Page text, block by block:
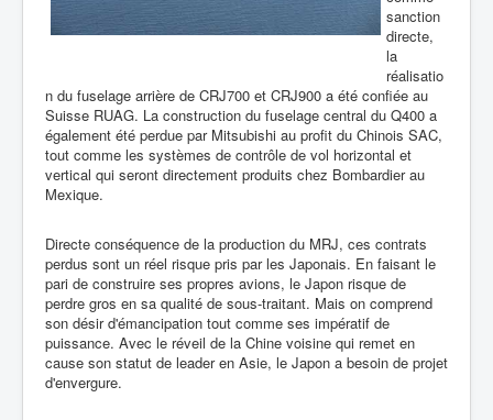
sanction
directe,
la
réalisatio
n du fuselage arrière de CRJ700 et CRJ900 a été confiée au
Suisse RUAG. La construction du fuselage central du Q400 a
également été perdue par Mitsubishi au profit du Chinois SAC,
tout comme les systèmes de contrôle de vol horizontal et
vertical qui seront directement produits chez Bombardier au
Mexique.
Directe conséquence de la production du MRJ, ces contrats
perdus sont un réel risque pris par les Japonais. En faisant le
pari de construire ses propres avions, le Japon risque de
perdre gros en sa qualité de sous-traitant. Mais on comprend
son désir d'émancipation tout comme ses impératif de
puissance. Avec le réveil de la Chine voisine qui remet en
cause son statut de leader en Asie, le Japon a besoin de projet
d'envergure.